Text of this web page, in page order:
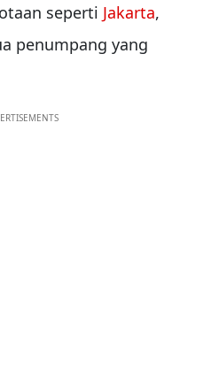
seperti Jakarta,
penumpang yang